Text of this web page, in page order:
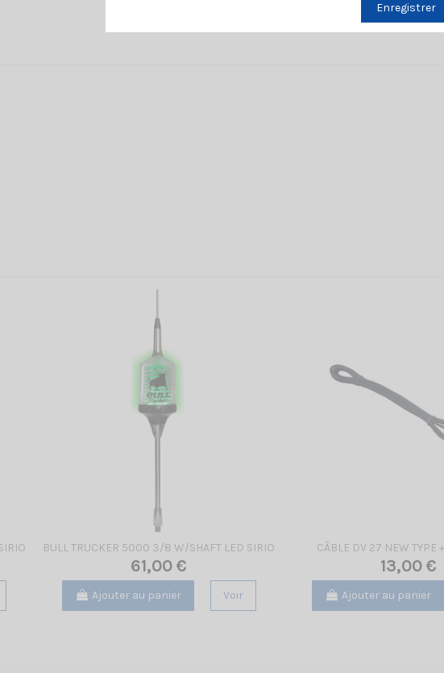
BULL TRUCKER 5000 3/8 W/SHAFT LED SIRIO
61,00 €
Ajouter au panier Voir
CÂBLE DV 27 NEW TYPE
13,00 €
Ajouter au panier
Enregistrer